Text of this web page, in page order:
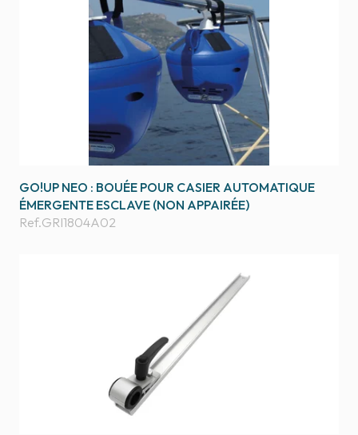
GO!UP NEO : BOUÉE POUR CASIER AUTOMATIQUE
ÉMERGENTE ESCLAVE (NON APPAIRÉE)
Ref.GRI1804A02